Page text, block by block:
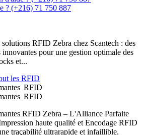
? (+216) 71 750 887
RFID Zebra chez Scantech : des
innovantes pour une gestion optimale des
et...
les RFID
RFID
RFID
RFID Zebra – L'Alliance Parfaite
haute qualité et Encodage RFID
traçabilité ultrarapide et infaillible.